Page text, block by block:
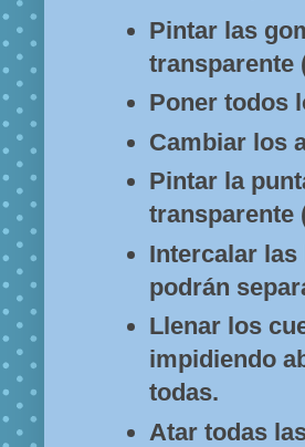
Pintar las
transparente
Poner todos
Cambiar los
Pintar la
transparente
Intercalar las
podrán
Llenar los
impidiendo
todas.
Atar todas